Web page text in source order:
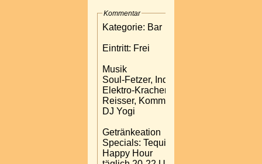
Kommentar
Kategorie: Bar
Eintritt: Frei
Musik
Soul-Fetzer, Indie-Feger,
Elektro-Kracher, 80er-
Reisser, Kommerz-Schinken
DJ Yogi
Getränkeation
Specials: Tequila 1,40
Happy Hour